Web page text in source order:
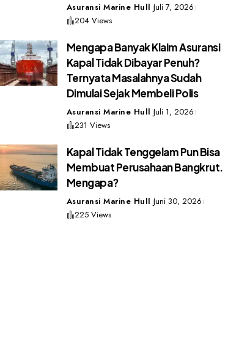
Asuransi Marine Hull Juli 7, 2026
204 Views
Mengapa Banyak Klaim Asuransi
Kapal Tidak Dibayar Penuh?
Ternyata Masalahnya Sudah
Dimulai Sejak Membeli Polis
Asuransi Marine Hull Juli 1, 2026
231 Views
Kapal Tidak Tenggelam Pun Bisa
Membuat Perusahaan Bangkrut.
Mengapa?
Asuransi Marine Hull Juni 30, 2026
225 Views